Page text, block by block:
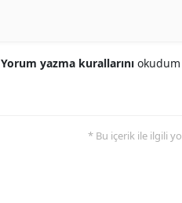
Yorum yazma kurallarını
* Bu içerik ile ilgili